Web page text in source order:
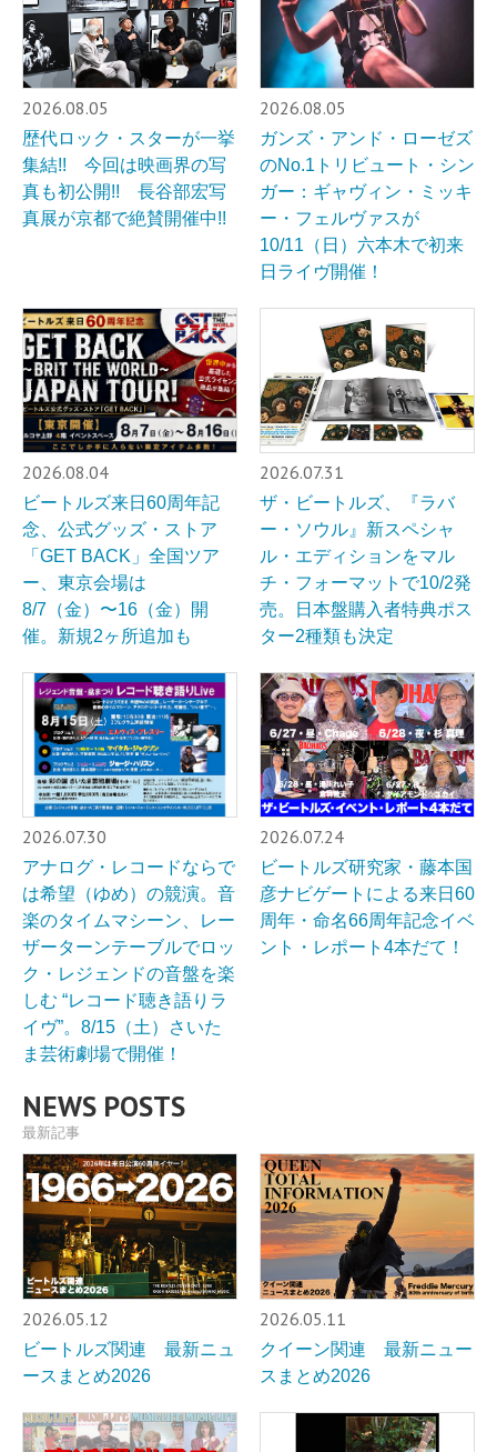
2026.08.05
歴代ロック・スターが一挙
集結!! 今回は映画界の写
真も初公開!! 長谷部宏写
真展が京都で絶賛開催中!!
2026.08.05
ガンズ・アンド・ローゼズ
のNo.1トリビュート・シン
ガー：ギャヴィン・ミッキ
ー・フェルヴァスが
10/11（日）六本木で初来
日ライヴ開催！
2026.08.04
ビートルズ来日60周年記
念、公式グッズ・ストア
「GET BACK」全国ツア
ー、東京会場は
8/7（金）〜16（金）開
催。新規2ヶ所追加も
2026.07.31
ザ・ビートルズ、『ラバ
ー・ソウル』新スペシャ
ル・エディションをマル
チ・フォーマットで10/2発
売。日本盤購入者特典ポス
ター2種類も決定
2026.07.30
アナログ・レコードならで
は希望（ゆめ）の競演。音
楽のタイムマシーン、レー
ザーターンテーブルでロッ
ク・レジェンドの音盤を楽
しむ “レコード聴き語りラ
イヴ”。8/15（土）さいた
ま芸術劇場で開催！
2026.07.24
ビートルズ研究家・藤本国
彦ナビゲートによる来日60
周年・命名66周年記念イベ
ント・レポート4本だて！
NEWS POSTS
最新記事
2026.05.12
ビートルズ関連 最新ニュ
ースまとめ2026
2026.05.11
クイーン関連 最新ニュー
スまとめ2026